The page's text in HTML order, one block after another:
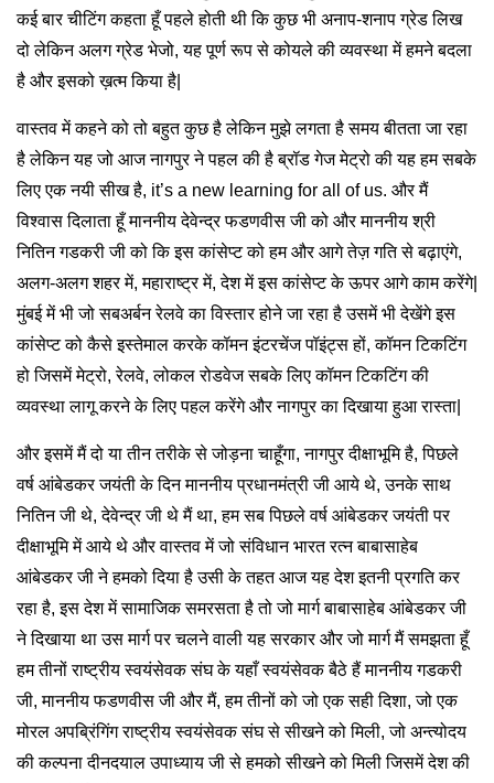
कई बार चीटिंग कहता हूँ पहले होती थी कि कुछ भी अनाप-शनाप ग्रेड लिख
दो लेकिन अलग ग्रेड भेजो, यह पूर्ण रूप से कोयले की व्यवस्था में हमने बदला
है और इसको ख़त्म किया है|
वास्तव में कहने को तो बहुत कुछ है लेकिन मुझे लगता है समय बीतता जा रहा
है लेकिन यह जो आज नागपुर ने पहल की है ब्रॉड गेज मेट्रो की यह हम सबके
लिए एक नयी सीख है, it’s a new learning for all of us. और मैं
विश्वास दिलाता हूँ माननीय देवेन्द्र फडणवीस जी को और माननीय श्री
नितिन गडकरी जी को कि इस कांसेप्ट को हम और आगे तेज़ गति से बढ़ाएंगे,
अलग-अलग शहर में, महाराष्ट्र में, देश में इस कांसेप्ट के ऊपर आगे काम करेंगे|
मुंबई में भी जो सबअर्बन रेलवे का विस्तार होने जा रहा है उसमें भी देखेंगे इस
कांसेप्ट को कैसे इस्तेमाल करके कॉमन इंटरचेंज पॉइंट्स हों, कॉमन टिकटिंग
हो जिसमें मेट्रो, रेलवे, लोकल रोडवेज सबके लिए कॉमन टिकटिंग की
व्यवस्था लागू करने के लिए पहल करेंगे और नागपुर का दिखाया हुआ रास्ता|
और इसमें मैं दो या तीन तरीके से जोड़ना चाहूँगा, नागपुर दीक्षाभूमि है, पिछले
वर्ष आंबेडकर जयंती के दिन माननीय प्रधानमंत्री जी आये थे, उनके साथ
नितिन जी थे, देवेन्द्र जी थे मैं था, हम सब पिछले वर्ष आंबेडकर जयंती पर
दीक्षाभूमि में आये थे और वास्तव में जो संविधान भारत रत्न बाबासाहेब
आंबेडकर जी ने हमको दिया है उसी के तहत आज यह देश इतनी प्रगति कर
रहा है, इस देश में सामाजिक समरसता है तो जो मार्ग बाबासाहेब आंबेडकर जी
ने दिखाया था उस मार्ग पर चलने वाली यह सरकार और जो मार्ग मैं समझता हूँ
हम तीनों राष्ट्रीय स्वयंसेवक संघ के यहाँ स्वयंसेवक बैठे हैं माननीय गडकरी
जी, माननीय फडणवीस जी और मैं, हम तीनों को जो एक सही दिशा, जो एक
मोरल अपब्रिंगिंग राष्ट्रीय स्वयंसेवक संघ से सीखने को मिली, जो अन्त्योदय
की कल्पना दीनदयाल उपाध्याय जी से हमको सीखने को मिली जिसमें देश की